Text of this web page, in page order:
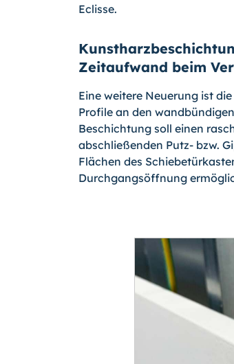
Eclisse.
Zeitaufwand beim
Eine weitere Neuerung ist
Profile an den
Beschichtung soll einen
abschließenden Putz- bzw.
Flächen des
Durchgangsöffnung